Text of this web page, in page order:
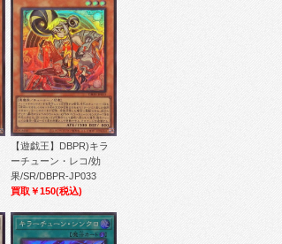
【遊戯王】DBPR)キラ
ーチューン・レコ/効
果/SR/DBPR-JP033
買取￥150(税込)